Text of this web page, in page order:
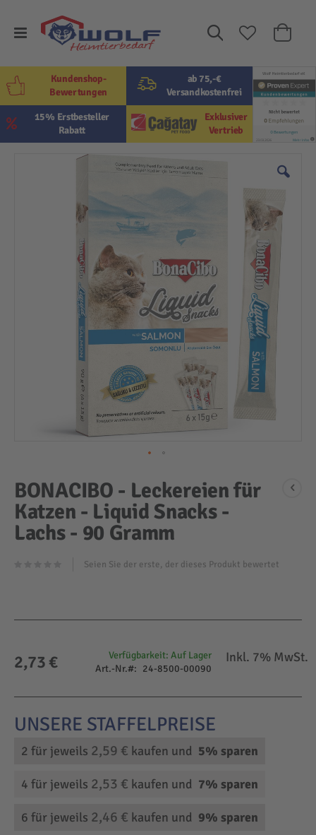
Suche
Mein
ab 75,-€
Versandkostenfrei
Exklusiver
Vertrieb
15% Erstbesteller
Rabatt
Kundenshop-
Bewertungen
Bildergalerie
Anfang
der
Bildergalerie
springen
BONACIBO - Leckereien für
Katzen - Liquid Snacks -
Lachs - 90 Gramm
Seien Sie der erste, der dieses Produkt bewertet
2,73 € Inkl. 7% MwSt.
Verfügbarkeit: Auf Lager
Art.-Nr.
24-8500-00090
2 für jeweils 2,59 € kaufen und 5% sparen
4 für jeweils 2,53 € kaufen und 7% sparen
6 für jeweils 2,46 € kaufen und 9% sparen